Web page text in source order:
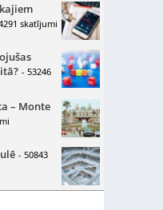
skatījumi
- 53246
– Monte
- 50843